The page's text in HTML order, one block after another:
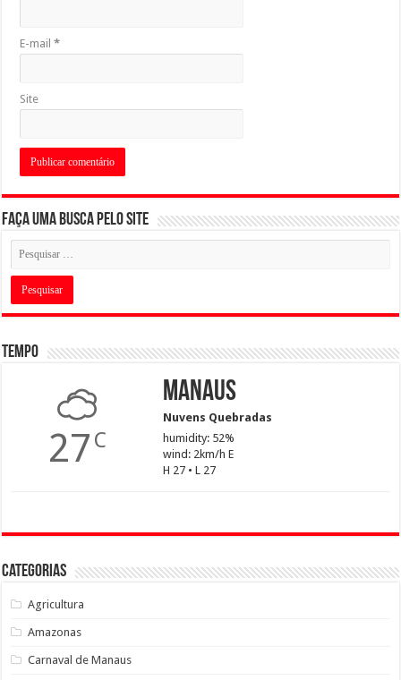
E-mail*
Site
Faça uma busca pelo Site
Tempo
27 C
Manaus
Nuvens Quebradas
humidity: 52%
wind: 2km/h E
H 27 • L 27
Categorias
Agricultura
Amazonas
Carnaval de Manaus